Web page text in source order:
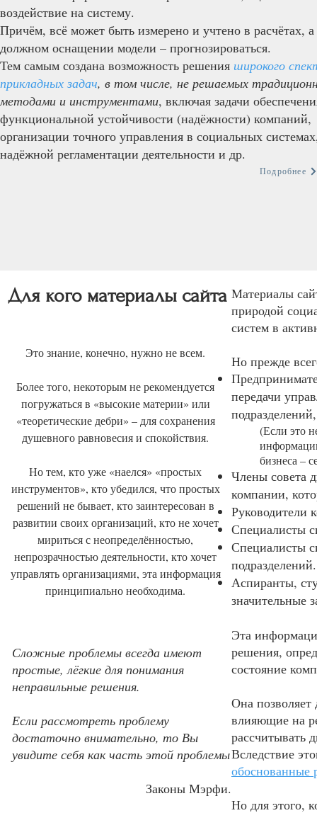
воздействие на систему.
Причём, всё может быть измерено и учтено в расчётах,
должном оснащении модели – прогнозироваться.
Тем самым создана возможность решения широкого
прикладных задач, в том числе, не решаемых
методами и инструментами, включая задачи
функциональной устойчивости (надёжности) компаний,
организации точного управления в социальных
надёжной регламентации деятельности и др.
Подробнее
Для кого материалы сайта
Это знание, конечно, нужно не всем.
Более того, некоторым не рекомендуется
погружаться в «высокие материи» или
«теоретические дебри» – для сохранения
душевного равновесия и спокойствия.
Но тем, кто уже «наелся» «простых
инструментов», кто убедился, что простых
решений не бывает, кто заинтересован в
развитии своих организаций, кто не хочет
мириться с неопределённостью,
непрозрачностью деятельности, кто хочет
управлять организациями, эта информация
принципиально необходима.
Сложные проблемы всегда имеют
простые, лёгкие для понимания
неправильные решения.
Если рассмотреть проблему
достаточно внимательно, то Вы
увидите себя как часть этой проблемы
Законы Мэрфи.
Материалы
природой
систем в
Но прежде
передачи
(Если это
бизнеса –
Члены совета
компании,
Руководители
Специалисты
Специалисты
подразделений.
Аспиранты,
значительные
Эта
решения,
состояние
Она позволяет
влияющие на
рассчитывать
Вследствие
обоснованные
Но для этого,